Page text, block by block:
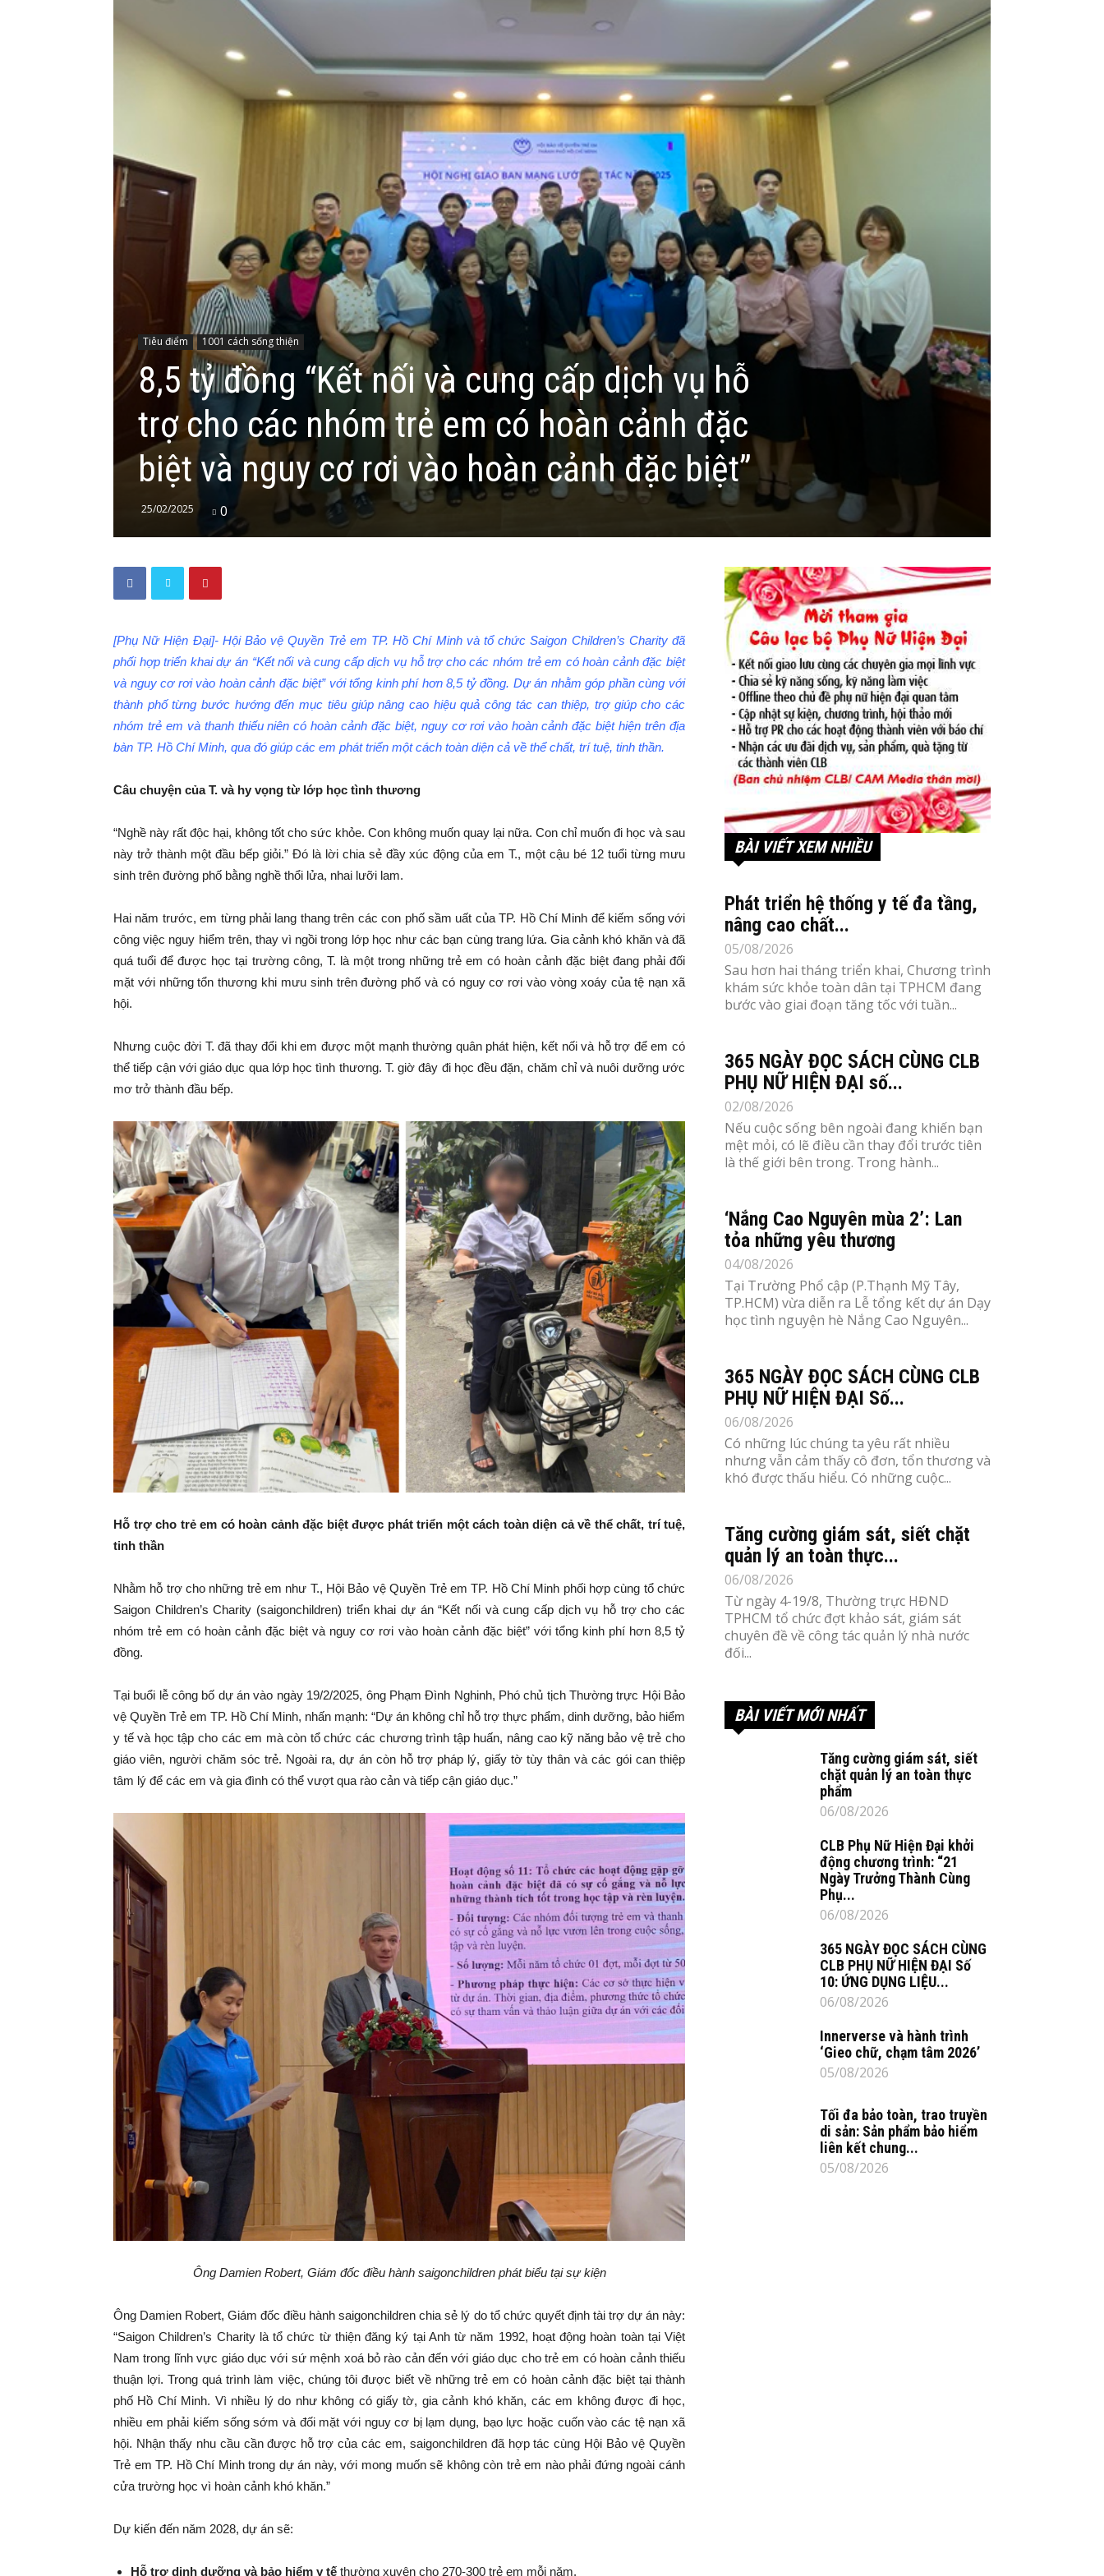
Tiêu điểm 1001 cách sống thiện
8,5 tỷ đồng “Kết nối và cung cấp dịch vụ hỗ
trợ cho các nhóm trẻ em có hoàn cảnh đặc
biệt và nguy cơ rơi vào hoàn cảnh đặc biệt”
25/02/2025 0
[Phụ Nữ Hiện Đại]- Hội Bảo vệ Quyền Trẻ em TP. Hồ Chí Minh và tổ chức Saigon Children’s Charity đã
phối hợp triển khai dự án “Kết nối và cung cấp dịch vụ hỗ trợ cho các nhóm trẻ em có hoàn cảnh đặc biệt
và nguy cơ rơi vào hoàn cảnh đặc biệt” với tổng kinh phí hơn 8,5 tỷ đồng. Dự án nhằm góp phần cùng với
thành phố từng bước hướng đến mục tiêu giúp nâng cao hiệu quả công tác can thiệp, trợ giúp cho các
nhóm trẻ em và thanh thiếu niên có hoàn cảnh đặc biệt, nguy cơ rơi vào hoàn cảnh đặc biệt hiện trên địa
bàn TP. Hồ Chí Minh, qua đó giúp các em phát triển một cách toàn diện cả về thể chất, trí tuệ, tinh thần.
Câu chuyện của T. và hy vọng từ lớp học tình thương
“Nghề này rất độc hại, không tốt cho sức khỏe. Con không muốn quay lại nữa. Con chỉ muốn đi học và sau
này trở thành một đầu bếp giỏi.” Đó là lời chia sẻ đầy xúc động của em T., một cậu bé 12 tuổi từng mưu
sinh trên đường phố bằng nghề thổi lửa, nhai lưỡi lam.
Hai năm trước, em từng phải lang thang trên các con phố sầm uất của TP. Hồ Chí Minh để kiếm sống với
công việc nguy hiểm trên, thay vì ngồi trong lớp học như các bạn cùng trang lứa. Gia cảnh khó khăn và đã
quá tuổi để được học tại trường công, T. là một trong những trẻ em có hoàn cảnh đặc biệt đang phải đối
mặt với những tổn thương khi mưu sinh trên đường phố và có nguy cơ rơi vào vòng xoáy của tệ nạn xã
hội.
Nhưng cuộc đời T. đã thay đổi khi em được một mạnh thường quân phát hiện, kết nối và hỗ trợ để em có
thể tiếp cận với giáo dục qua lớp học tình thương. T. giờ đây đi học đều đặn, chăm chỉ và nuôi dưỡng ước
mơ trở thành đầu bếp.
Hỗ trợ cho trẻ em có hoàn cảnh đặc biệt được phát triển một cách toàn diện cả về thể chất, trí tuệ,
tinh thần
Nhằm hỗ trợ cho những trẻ em như T., Hội Bảo vệ Quyền Trẻ em TP. Hồ Chí Minh phối hợp cùng tổ chức
Saigon Children’s Charity (saigonchildren) triển khai dự án “Kết nối và cung cấp dịch vụ hỗ trợ cho các
nhóm trẻ em có hoàn cảnh đặc biệt và nguy cơ rơi vào hoàn cảnh đặc biệt” với tổng kinh phí hơn 8,5 tỷ
đồng.
Tại buổi lễ công bố dự án vào ngày 19/2/2025, ông Phạm Đình Nghinh, Phó chủ tịch Thường trực Hội Bảo
vệ Quyền Trẻ em TP. Hồ Chí Minh, nhấn mạnh: “Dự án không chỉ hỗ trợ thực phẩm, dinh dưỡng, bảo hiểm
y tế và học tập cho các em mà còn tổ chức các chương trình tập huấn, nâng cao kỹ năng bảo vệ trẻ cho
giáo viên, người chăm sóc trẻ. Ngoài ra, dự án còn hỗ trợ pháp lý, giấy tờ tùy thân và các gói can thiệp
tâm lý để các em và gia đình có thể vượt qua rào cản và tiếp cận giáo dục.”
Ông Damien Robert, Giám đốc điều hành saigonchildren phát biểu tại sự kiện
Ông Damien Robert, Giám đốc điều hành saigonchildren chia sẻ lý do tổ chức quyết định tài trợ dự án này:
“Saigon Children’s Charity là tổ chức từ thiện đăng ký tại Anh từ năm 1992, hoạt động hoàn toàn tại Việt
Nam trong lĩnh vực giáo dục với sứ mệnh xoá bỏ rào cản đến với giáo dục cho trẻ em có hoàn cảnh thiếu
thuận lợi. Trong quá trình làm việc, chúng tôi được biết về những trẻ em có hoàn cảnh đặc biệt tại thành
phố Hồ Chí Minh. Vì nhiều lý do như không có giấy tờ, gia cảnh khó khăn, các em không được đi học,
nhiều em phải kiếm sống sớm và đối mặt với nguy cơ bị lạm dụng, bạo lực hoặc cuốn vào các tệ nạn xã
hội. Nhận thấy nhu cầu cần được hỗ trợ của các em, saigonchildren đã hợp tác cùng Hội Bảo vệ Quyền
Trẻ em TP. Hồ Chí Minh trong dự án này, với mong muốn sẽ không còn trẻ em nào phải đứng ngoài cánh
cửa trường học vì hoàn cảnh khó khăn.”
Dự kiến đến năm 2028, dự án sẽ:
Hỗ trợ dinh dưỡng và bảo hiểm y tế thường xuyên cho 270-300 trẻ em mỗi năm.
BÀI VIẾT XEM NHIỀU
Phát triển hệ thống y tế đa tầng,
nâng cao chất...
05/08/2026
Sau hơn hai tháng triển khai, Chương trình
khám sức khỏe toàn dân tại TPHCM đang
bước vào giai đoạn tăng tốc với tuần...
365 NGÀY ĐỌC SÁCH CÙNG CLB
PHỤ NỮ HIỆN ĐẠI số...
02/08/2026
Nếu cuộc sống bên ngoài đang khiến bạn
mệt mỏi, có lẽ điều cần thay đổi trước tiên
là thế giới bên trong. Trong hành...
‘Nắng Cao Nguyên mùa 2’: Lan
tỏa những yêu thương
04/08/2026
Tại Trường Phổ cập (P.Thạnh Mỹ Tây,
TP.HCM) vừa diễn ra Lễ tổng kết dự án Dạy
học tình nguyện hè Nắng Cao Nguyên...
365 NGÀY ĐỌC SÁCH CÙNG CLB
PHỤ NỮ HIỆN ĐẠI Số...
06/08/2026
Có những lúc chúng ta yêu rất nhiều
nhưng vẫn cảm thấy cô đơn, tổn thương và
khó được thấu hiểu. Có những cuộc...
Tăng cường giám sát, siết chặt
quản lý an toàn thực...
06/08/2026
Từ ngày 4-19/8, Thường trực HĐND
TPHCM tổ chức đợt khảo sát, giám sát
chuyên đề về công tác quản lý nhà nước
đối...
BÀI VIẾT MỚI NHẤT
Tăng cường giám sát, siết
chặt quản lý an toàn thực
phẩm
06/08/2026
CLB Phụ Nữ Hiện Đại khởi
động chương trình: “21
Ngày Trưởng Thành Cùng
Phụ...
06/08/2026
365 NGÀY ĐỌC SÁCH CÙNG
CLB PHỤ NỮ HIỆN ĐẠI Số
10: ỨNG DỤNG LIỆU...
06/08/2026
Innerverse và hành trình
‘Gieo chữ, chạm tâm 2026’
05/08/2026
Tối đa bảo toàn, trao truyền
di sản: Sản phẩm bảo hiểm
liên kết chung...
05/08/2026